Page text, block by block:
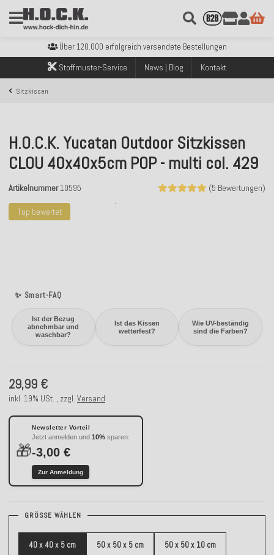
Kostenloser Versand innerhalb Deutschlands ab 99€ Bestellwert
Sicher bezahlen mit Klarna, PayPal & Amazon Pay
Kostenloser Versand innerhalb Deutschlands ab 99€ Bestellwert
Über 120.000 erfolgreich versendete Bestellungen
Kostenloser Versand innerhalb Deutschlands ab 99€ Bestellwert
Stoffmuster-Service News | Blog Kontakt
Sitzkissen
Top bewertet
✨ Smart-FAQ
Ist der Bezug
abnehmbar und
waschbar?
Ist das Kissen
wetterfest?
Wie UV-beständig
sind die Farben?
H.O.C.K. Yucatan Outdoor Sitzkissen
CLOU 40x40x5cm POP - multi col. 429
(5 Bewertungen)
Artikelnummer10595
29,99 €
inkl. 19% USt. , zzgl. Versand
🎁
Newsletter Vorteil
Jetzt anmelden und 10% sparen:
-3,00 €
Zur Anmeldung
GRÖSSE WÄHLEN
40 x 40 x 5 cm 50 x 50 x 5 cm 50 x 50 x 10 cm